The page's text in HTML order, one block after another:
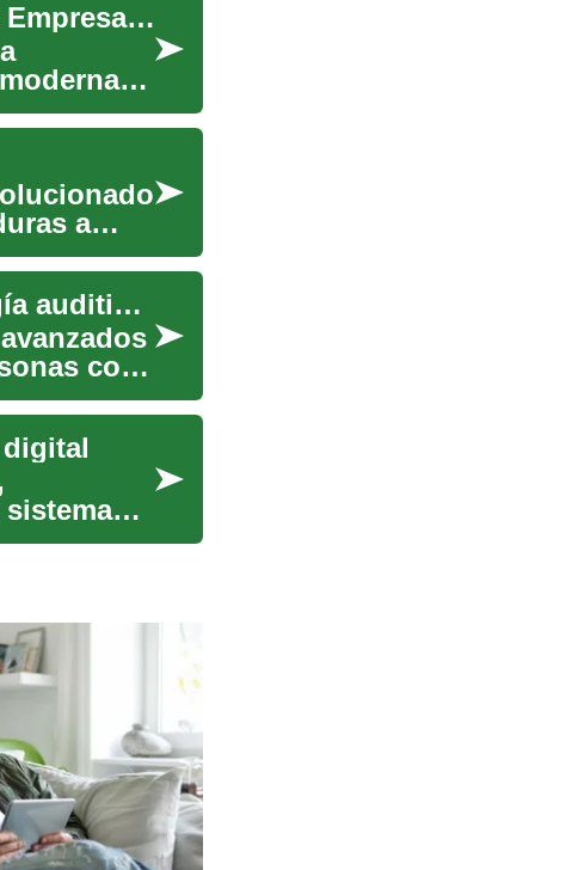
Software de Nómina: Una Guía Completa para Empresas Modernas
a
Audífonos: Una guía completa sobre tecnología auditiva moderna
con